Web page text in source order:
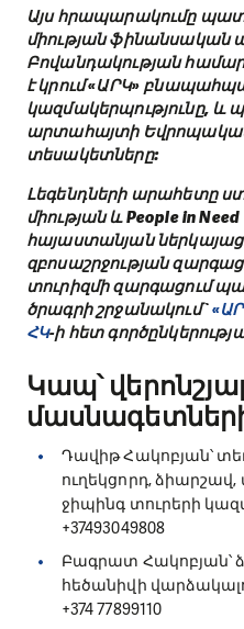
Այս հրապարակումը
միության ֆինանսական
Բովանդակության
է կրում «ԱՐԿ»
կազմակերպությունը, և
արտահայտի Եվրոպական
տեսակետները:
Լեգենդների արահետը
միության և People in
հայաստանյան
զբոսաշրջության
տուրիզմի զարգացում
ծրագրի շրջանակում`
ՀԿ-ի հետ
Կապ՝ վերոնշյալ
Դավիթ Հակոբյան՝
ուղեկցորդ,
ջիպինգ տուրերի
+37493049808
Բագրատ Հակոբյան՝
հեծանիվի
+374 77899110